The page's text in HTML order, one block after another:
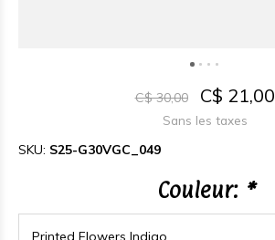
C$ 30,00 C$ 21,00
Sans les taxes
SKU: S25-G30VGC_049
Couleur: *